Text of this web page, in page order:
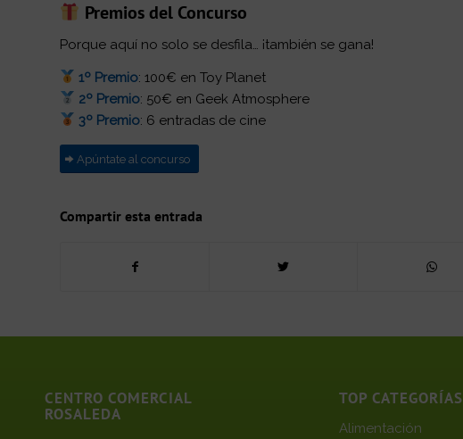
Premios del Concurso
Porque aquí no solo se desfila… ¡también se gana!
1º Premio: 100€ en Toy Planet
2º Premio: 50€ en Geek Atmosphere
3º Premio: 6 entradas de cine
Apúntate al concurso
Compartir esta entrada
CENTRO COMERCIAL
ROSALEDA
TOP CATEGORÍAS
Alimentación